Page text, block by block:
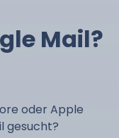
Mail?
oder Apple
gesucht?